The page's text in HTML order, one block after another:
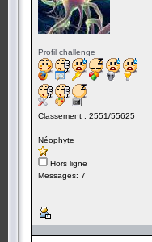
Profil challenge
Classement : 2551/55625
Néophyte
Hors ligne
Messages: 7